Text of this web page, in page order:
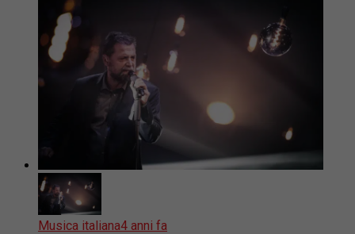
Musica italiana4 anni fa